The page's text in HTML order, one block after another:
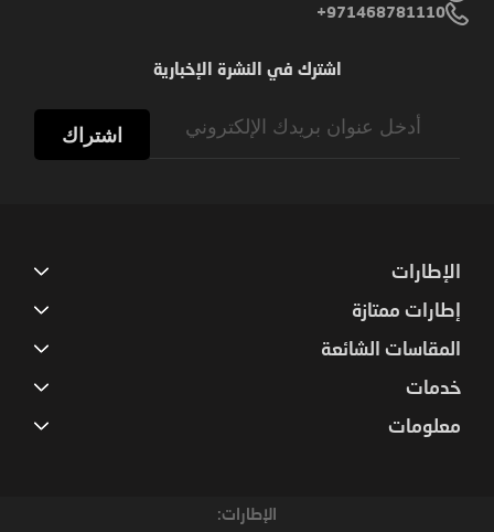
971468781110+
اشترك في النشرة الإخبارية
اشتراك
الإطارات
إطارات ممتازة
المقاسات الشائعة
خدمات
معلومات
الإطارات: